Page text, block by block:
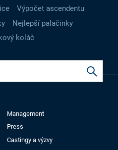
Výpočet ascendentu
Nejlepší palačinky
koláč
Management
Press
Castingy a výzvy